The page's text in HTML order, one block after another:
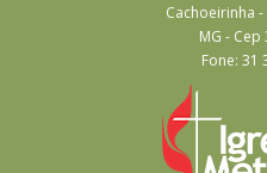
Cachoeirinha
MG -
Fone: 31